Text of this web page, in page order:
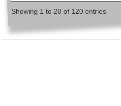
Showing 1 to 20 of 120 entries